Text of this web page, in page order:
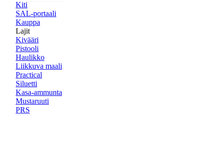
Kiti
SAL-portaali
Kauppa
Lajit
Kivääri
Pistooli
Haulikko
Liikkuva maali
Practical
Siluetti
Kasa-ammunta
Mustaruuti
PRS